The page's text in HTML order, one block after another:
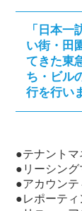
「日本
い街・田
てきた東
ち・ビル
行を行い
●テナントマ
●リーシング
●アカウンテ
●レポーティ